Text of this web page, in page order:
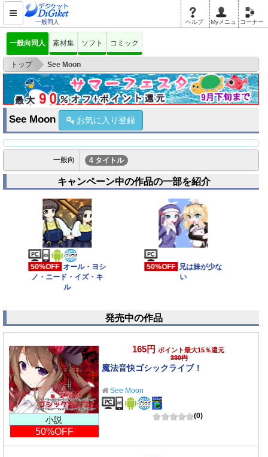
一般同人 ヘルプ Myメニュ コーナー
一般向同人 素材集 ソフト コミック
トップ > See Moon
See Moon お気に入り登録
一般向 4 タイトル
キャンペーン中の作品の一部を紹介
50%OFF 兄は妹が少な
い
50%OFF 魔法少女しま
こ☆カギか
発売中の作品
小説
50%OFF
165円 ポイント最大15％還元
330円
魔法音快ゴシックライブ！
See Moon
(0)